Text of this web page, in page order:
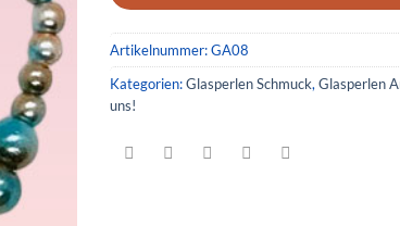
Artikelnummer:GA08
Kategorien:Glasperlen Schmuck, Glasperlen
uns!